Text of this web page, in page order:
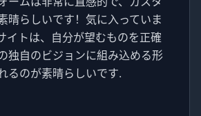
晴らしいです！気に入っていま
イトは、自分が望むものを正確
独自のビジョンに組み込める形
るのが素晴らしいです.